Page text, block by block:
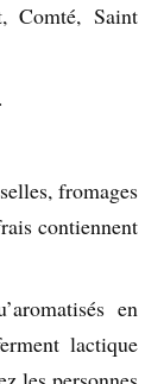
Comté, Saint
fromages
contiennent
en
lactique